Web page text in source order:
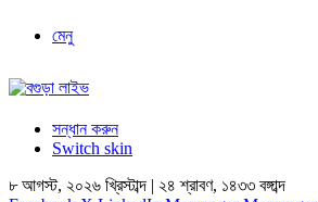
মেনু
সন্ধান করুন
Switch skin
৮ আগস্ট, ২০২৬ খ্রিস্টাব্দ | ২৪ শ্রাবণ, ১৪৩৩ বঙ্গাব্দ